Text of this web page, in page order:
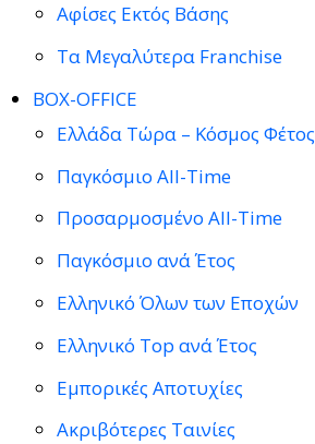
Αφίσες Εκτός Βάσης
Τα Μεγαλύτερα Franchise
BOX-OFFICE
Ελλάδα Τώρα – Κόσμος Φέτος
Παγκόσμιο All-Time
Προσαρμοσμένο All-Time
Παγκόσμιο ανά Έτος
Ελληνικό Όλων των Εποχών
Ελληνικό Top ανά Έτος
Εμπορικές Αποτυχίες
Ακριβότερες Ταινίες